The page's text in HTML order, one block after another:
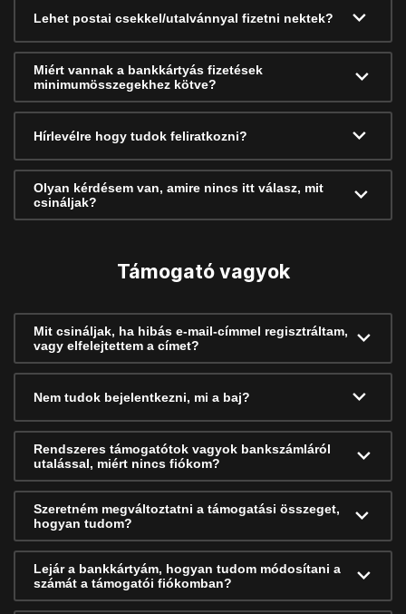
Lehet postai csekkel/utalvánnyal fizetni nektek?
Miért vannak a bankkártyás fizetések
minimumösszegekhez kötve?
Hírlevélre hogy tudok feliratkozni?
Olyan kérdésem van, amire nincs itt válasz, mit
csináljak?
Támogató vagyok
Mit csináljak, ha hibás e-mail-címmel regisztráltam,
vagy elfelejtettem a címet?
Nem tudok bejelentkezni, mi a baj?
Rendszeres támogatótok vagyok bankszámláról
utalással, miért nincs fiókom?
Szeretném megváltoztatni a támogatási összeget,
hogyan tudom?
Lejár a bankkártyám, hogyan tudom módosítani a
számát a támogatói fiókomban?